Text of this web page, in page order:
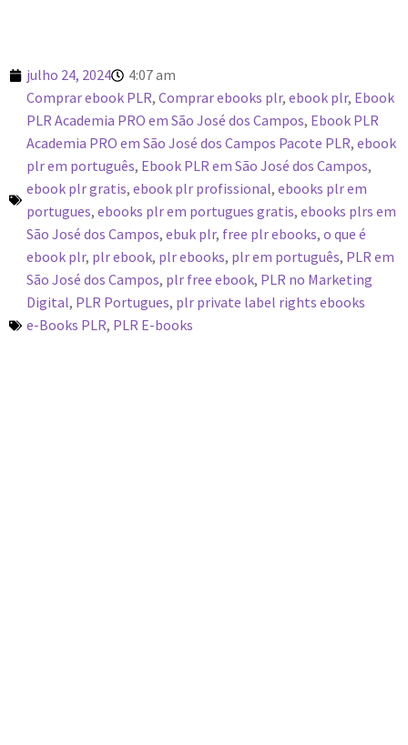
julho 24, 2024
4:07 am
Comprar ebook PLR, Comprar ebooks plr, ebook plr, Ebook
PLR Academia PRO em São José dos Campos, Ebook PLR
Academia PRO em São José dos Campos Pacote PLR, ebook
plr em português, Ebook PLR em São José dos Campos,
ebook plr gratis, ebook plr profissional, ebooks plr em
portugues, ebooks plr em portugues gratis, ebooks plrs em
São José dos Campos, ebuk plr, free plr ebooks, o que é
ebook plr, plr ebook, plr ebooks, plr em português, PLR em
São José dos Campos, plr free ebook, PLR no Marketing
Digital, PLR Portugues, plr private label rights ebooks
e-Books PLR, PLR E-books